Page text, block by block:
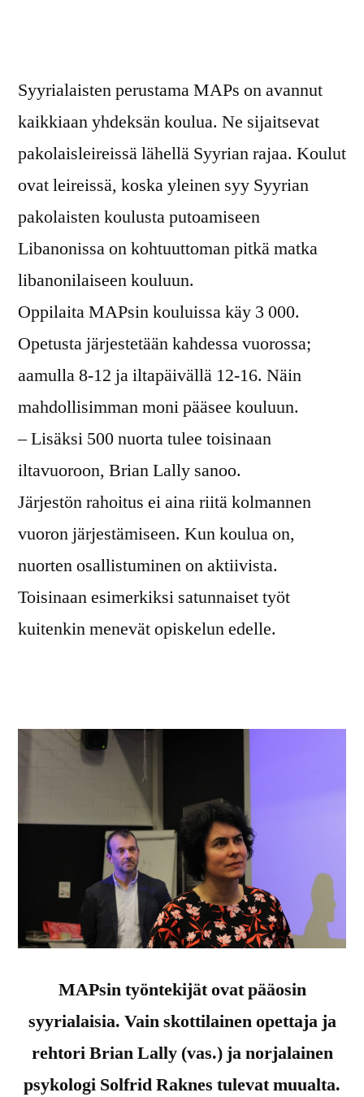
Syyrialaisten perustama MAPs on avannut
kaikkiaan yhdeksän koulua. Ne sijaitsevat
pakolaisleireissä lähellä Syyrian rajaa. Koulut
ovat leireissä, koska yleinen syy Syyrian
pakolaisten koulusta putoamiseen
Libanonissa on kohtuuttoman pitkä matka
libanonilaiseen kouluun.
Oppilaita MAPsin kouluissa käy 3 000.
Opetusta järjestetään kahdessa vuorossa;
aamulla 8-12 ja iltapäivällä 12-16. Näin
mahdollisimman moni pääsee kouluun.
– Lisäksi 500 nuorta tulee toisinaan
iltavuoroon, Brian Lally sanoo.
Järjestön rahoitus ei aina riitä kolmannen
vuoron järjestämiseen. Kun koulua on,
nuorten osallistuminen on aktiivista.
Toisinaan esimerkiksi satunnaiset työt
kuitenkin menevät opiskelun edelle.
MAPsin työntekijät ovat pääosin
syyrialaisia. Vain skottilainen opettaja ja
rehtori Brian Lally (vas.) ja norjalainen
psykologi Solfrid Raknes tulevat muualta.